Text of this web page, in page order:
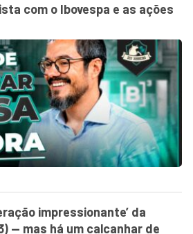
com o Ibovespa e as ações
impressionante’ da
— mas há um calcanhar de